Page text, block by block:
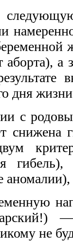
аборта),
дня
с
снижена
не